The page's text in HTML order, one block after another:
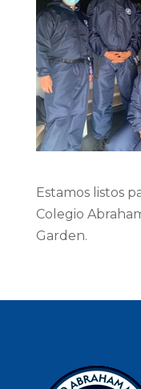
Estamos listos
Colegio
Garden.